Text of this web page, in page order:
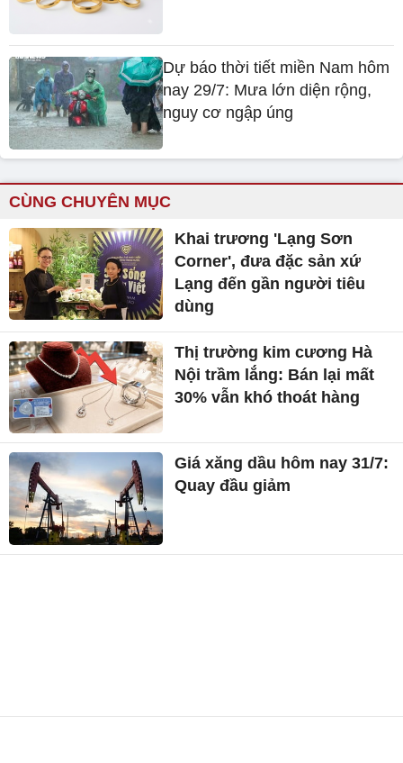
Dự báo thời tiết miền Nam hôm
nay 29/7: Mưa lớn diện rộng,
nguy cơ ngập úng
CÙNG CHUYÊN MỤC
Khai trương 'Lạng Sơn
Corner', đưa đặc sản xứ
Lạng đến gần người tiêu
dùng
Thị trường kim cương Hà
Nội trầm lắng: Bán lại mất
30% vẫn khó thoát hàng
Giá xăng dầu hôm nay 31/7:
Quay đầu giảm